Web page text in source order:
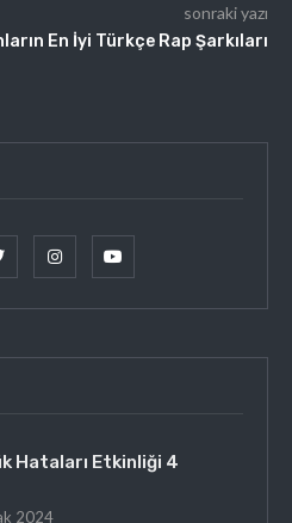
sonraki yazı
En İyi Türkçe Rap Şarkıları
Hataları Etkinliği 4
2024